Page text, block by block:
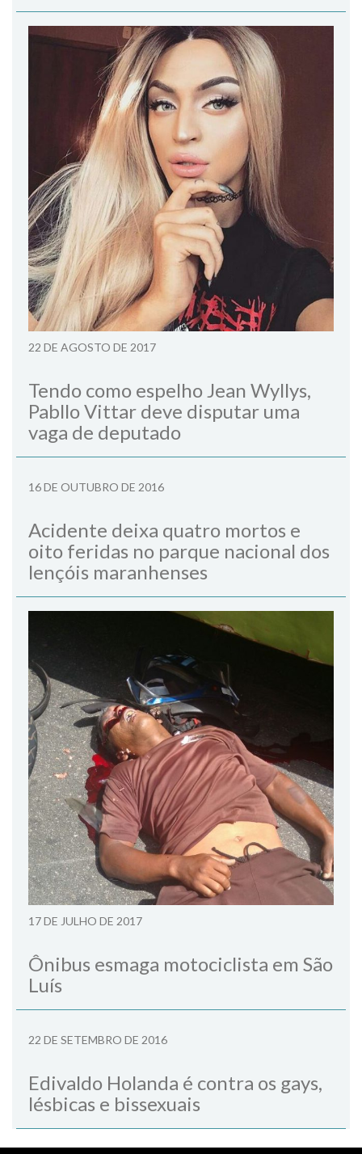
22 DE AGOSTO DE 2017
Tendo como espelho Jean Wyllys,
Pabllo Vittar deve disputar uma
vaga de deputado
16 DE OUTUBRO DE 2016
Acidente deixa quatro mortos e
oito feridas no parque nacional dos
lençóis maranhenses
17 DE JULHO DE 2017
Ônibus esmaga motociclista em São
Luís
22 DE SETEMBRO DE 2016
Edivaldo Holanda é contra os gays,
lésbicas e bissexuais